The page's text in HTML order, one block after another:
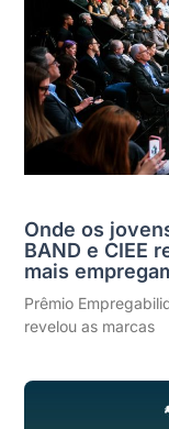
Onde os
BAND e CIEE
mais
Prêmio
revelou as marcas